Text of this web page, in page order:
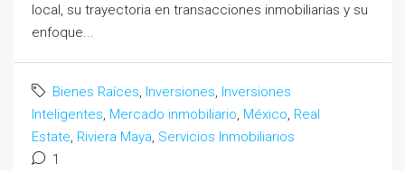
local, su trayectoria en transacciones inmobiliarias y su
enfoque...
Bienes Raíces, Inversiones, Inversiones
Inteligentes, Mercado inmobiliario, México, Real
Estate, Riviera Maya, Servicios Inmobiliarios
1